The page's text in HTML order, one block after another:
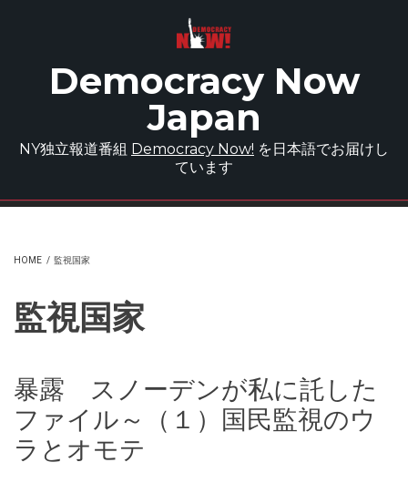
Democracy Now
Japan
NY独立報道番組 Democracy Now! を日本語でお届けし
ています
HOME / 監視国家
監視国家
暴露 スノーデンが私に託した
ファイル～（１）国民監視のウ
ラとオモテ